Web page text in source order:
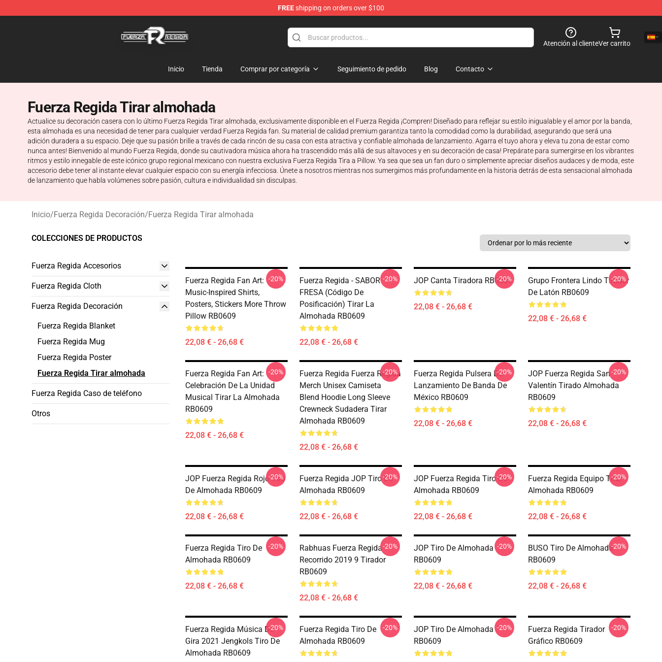
FREEshipping on orders over $100
Atención al clienteVer carrito
Inicio Tienda Comprar por categoría Seguimiento de pedido Blog Contacto
Fuerza Regida Tirar almohada
Actualice su decoración casera con lo último Fuerza Regida Tirar almohada, exclusivamente disponible en el Fuerza Regida ¡Compren! Diseñado para reflejar su estilo inigualable y el amor por la banda,
esta almohada es una necesidad de tener para cualquier verdad Fuerza Regida fan. Su material de calidad premium garantiza tanto la comodidad como la durabilidad, asegurando que será una
adición duradera a su espacio. Deje que su pasión brille a través de cada rincón de su casa con esta atractiva y confiable almohada de lanzamiento. Agarra el tuyo ahora y eleva tu zona de estar como
nunca antes! Bienvenido al mundo Fuerza Regida, donde su cautivadora música ahora ha trascendido más allá de sus altavoces y en su decoración de casa! Prepárate para sumergirse en los vibrantes
ritmos y estilo innegable de este icónico grupo regional mexicano con nuestra exclusiva Fuerza Regida Tira a Pillow. Ya sea que sea un fan duro o simplemente apreciar diseños audaces y de moda, este
accesorio debe tener al instante elevar cualquier espacio con su energía infecciosa. Únete a nosotros mientras nos sumergimos más profundamente en la historia detrás de esta sensacional almohada
de lanzamiento que habla volúmenes sobre pasión, cultura e individualidad sin disculpas.
Inicio/Fuerza Regida Decoración/Fuerza Regida Tirar almohada
COLECCIONES DE PRODUCTOS
Fuerza Regida Accesorios
Fuerza Regida Cloth
Fuerza Regida Decoración
Fuerza Regida Blanket
Fuerza Regida Mug
Fuerza Regida Poster
Fuerza Regida Tirar almohada
Fuerza Regida Caso de teléfono
Otros
Fuerza Regida Fan Art:
Music-Inspired Shirts,
Posters, Stickers More Throw
Pillow RB0609
22,08 € - 26,68 €
-20%
Fuerza Regida - SABOR
FRESA (Código De
Posificación) Tirar La
Almohada RB0609
22,08 € - 26,68 €
-20% JOP Canta Tiradora RB0609
22,08 € - 26,68 €
-20%
Grupo Frontera Lindo Tirador
De Latón RB0609
22,08 € - 26,68 €
-20%
Fuerza Regida Fan Art:
Celebración De La Unidad
Musical Tirar La Almohada
RB0609
22,08 € - 26,68 €
-20%
Fuerza Regida Fuerza Regida
Merch Unisex Camiseta
Blend Hoodie Long Sleeve
Crewneck Sudadera Tirar
Almohada RB0609
22,08 € - 26,68 €
-20%
Fuerza Regida Pulsera De
Lanzamiento De Banda De
México RB0609
22,08 € - 26,68 €
-20%
JOP Fuerza Regida San
Valentín Tirado Almohada
RB0609
22,08 € - 26,68 €
-20%
JOP Fuerza Regida Rojo Tiro
De Almohada RB0609
22,08 € - 26,68 €
-20%
Fuerza Regida JOP Tiro De
Almohada RB0609
22,08 € - 26,68 €
-20%
JOP Fuerza Regida Tiro De
Almohada RB0609
22,08 € - 26,68 €
-20%
Fuerza Regida Equipo Tirar
Almohada RB0609
22,08 € - 26,68 €
-20%
Fuerza Regida Tiro De
Almohada RB0609
22,08 € - 26,68 €
-20%
Rabhuas Fuerza Regida
Recorrido 2019 9 Tirador
RB0609
22,08 € - 26,68 €
-20%
JOP Tiro De Almohada
RB0609
22,08 € - 26,68 €
-20%
BUSO Tiro De Almohada
RB0609
22,08 € - 26,68 €
-20%
Fuerza Regida Música De
Gira 2021 Jengkols Tiro De
Almohada RB0609
-20%
Fuerza Regida Tiro De
Almohada RB0609
-20%
JOP Tiro De Almohada
RB0609
-20%
Fuerza Regida Tirador
Gráfico RB0609
-20%